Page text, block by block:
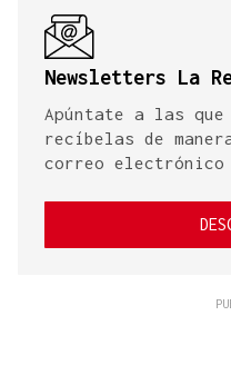
Newsletters La
Apúntate a las
recíbelas de
correo electrónico